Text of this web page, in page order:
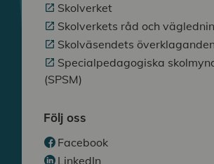
Skolverket
Skolverkets råd och
Skolväsendets
Specialpedagogiska
(SPSM)
Följ oss
Facebook
LinkedIn